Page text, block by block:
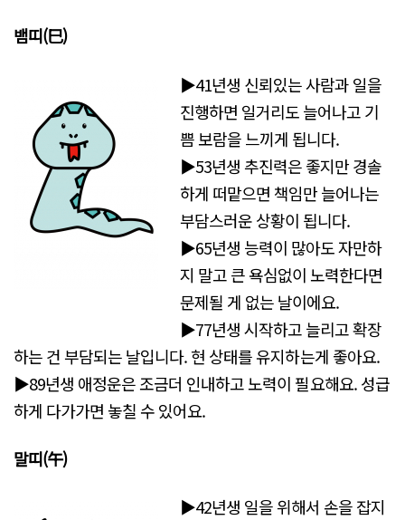
뱀띠(巳)
▶41년생 신뢰있는 사람과 일을
진행하면 일거리도 늘어나고 기
쁨 보람을 느끼게 됩니다.
▶53년생 추진력은 좋지만 경솔
하게 떠맡으면 책임만 늘어나는
부담스러운 상황이 됩니다.
▶65년생 능력이 많아도 자만하
지 말고 큰 욕심없이 노력한다면
문제될 게 없는 날이에요.
▶77년생 시작하고 늘리고 확장
하는 건 부담되는 날입니다. 현 상태를 유지하는게 좋아요.
▶89년생 애정운은 조금더 인내하고 노력이 필요해요. 성급
하게 다가가면 놓칠 수 있어요.
말띠(午)
▶42년생 일을 위해서 손을 잡지